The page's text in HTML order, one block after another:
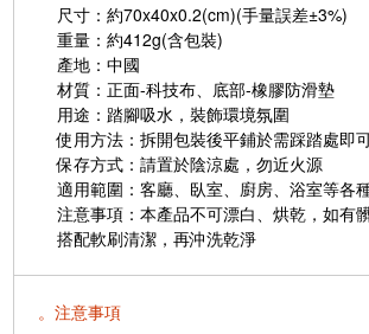
尺寸：約70x40x0.2(cm)(手量誤差±3%)
重量：約412g(含包裝)
產地：中國
材質：正面-科技布、底部-橡膠防滑墊
用途：踏腳吸水，裝飾環境氛圍
使用方法：拆開包裝後平鋪於需踩踏處即
保存方式：請置於陰涼處，勿近火源
適用範圍：客廳、臥室、廚房、浴室等各
注意事項：本產品不可漂白、烘乾，如有
搭配軟刷清潔，再沖洗乾淨
。注意事項